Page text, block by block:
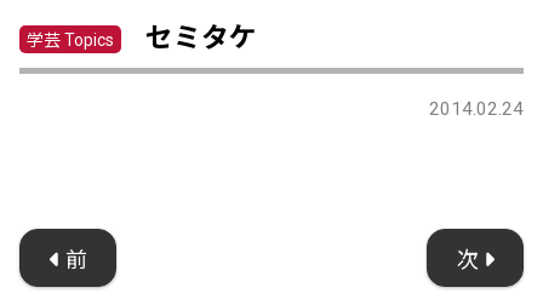
学芸 Topics セミタケ
2014.02.24
前 次